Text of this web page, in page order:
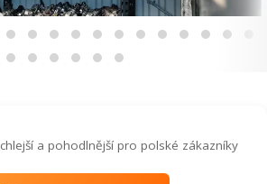
a pohodlnější pro polské zákazníky